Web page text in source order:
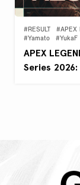
#RESULT #APEX
#Yamato
#YukaF
APEX
Series